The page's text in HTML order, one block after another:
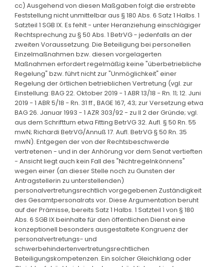
cc) Ausgehend von diesen Maßgaben folgt die erstrebte
Feststellung nicht unmittelbar aus § 180 Abs. 6 Satz 1 Halbs. 1
Satzteil 1 SGB IX. Es fehlt - unter Heranziehung einschlägiger
Rechtsprechung zu § 50 Abs. 1 BetrVG - jedenfalls an der
zweiten Voraussetzung. Die Beteiligung bei personellen
Einzelmaßnahmen bzw. diesen vorgelagerten
Maßnahmen erfordert regelmäßig keine "überbetriebliche
Regelung" bzw. führt nicht zur "Unmöglichkeit" einer
Regelung der örtlichen betrieblichen Vertretung (vgl. zur
Einstellung: BAG 22. Oktober 2019 - 1 ABR 13/18 - Rn. 11; 12. Juni
2019 - 1 ABR 5/18 - Rn. 31 ff., BAGE 167, 43; zur Versetzung etwa
BAG 26. Januar 1993 - 1 AZR 303/92 - zu II 2 der Gründe; vgl.
aus dem Schrifttum etwa Fitting BetrVG 32. Aufl. § 50 Rn. 55
mwN; Richardi BetrVG/Annuß 17. Aufl. BetrVG § 50 Rn. 35
mwN). Entgegen der von der Rechtsbeschwerde
vertretenen - und in der Anhörung vor dem Senat vertieften
- Ansicht liegt auch kein Fall des "Nichtregelnkönnens"
wegen einer (an dieser Stelle noch zu Gunsten der
Antragstellerin zu unterstellenden)
personalvertretungsrechtlich vorgegebenen Zuständigkeit
des Gesamtpersonalrats vor. Diese Argumentation beruht
auf der Prämisse, bereits Satz 1 Halbs. 1 Satzteil 1 von § 180
Abs. 6 SGB IX beinhalte für den öffentlichen Dienst eine
konzeptionell besonders ausgestaltete Kongruenz der
personalvertretungs- und
schwerbehindertenvertretungsrechtlichen
Beteiligungskompetenzen. Ein solcher Gleichklang oder